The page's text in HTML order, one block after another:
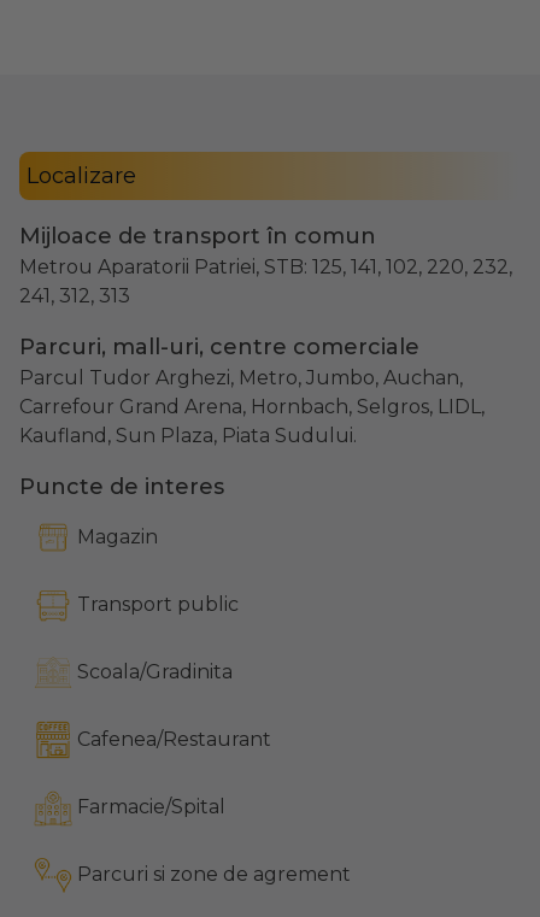
Localizare
Mijloace de transport în comun
Metrou Aparatorii Patriei, STB: 125, 141, 102, 220, 232,
241, 312, 313
Parcuri, mall-uri, centre comerciale
Parcul Tudor Arghezi, Metro, Jumbo, Auchan,
Carrefour Grand Arena, Hornbach, Selgros, LIDL,
Kaufland, Sun Plaza, Piata Sudului.
Puncte de interes
Magazin
Transport public
Scoala/Gradinita
Cafenea/Restaurant
Farmacie/Spital
Parcuri si zone de agrement